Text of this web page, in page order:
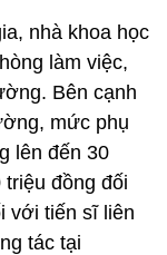
nhà khoa học
làm việc,
Bên cạnh
mức phụ
lên đến 30
đồng đối
với tiến sĩ liên
tác tại